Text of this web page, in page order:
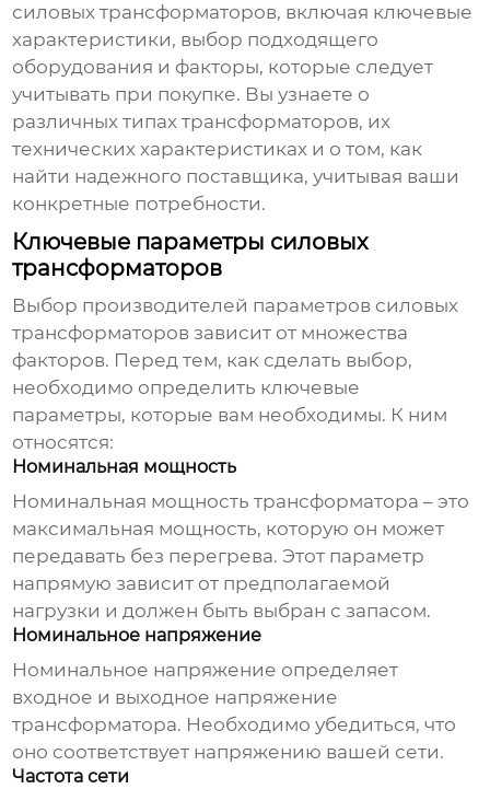
силовых трансформаторов, включая ключевые
характеристики, выбор подходящего
оборудования и факторы, которые следует
учитывать при покупке. Вы узнаете о
различных типах трансформаторов, их
технических характеристиках и о том, как
найти надежного поставщика, учитывая ваши
конкретные потребности.
Ключевые параметры силовых
трансформаторов
Выбор производителей параметров силовых
трансформаторов зависит от множества
факторов. Перед тем, как сделать выбор,
необходимо определить ключевые
параметры, которые вам необходимы. К ним
относятся:
Номинальная мощность
Номинальная мощность трансформатора – это
максимальная мощность, которую он может
передавать без перегрева. Этот параметр
напрямую зависит от предполагаемой
нагрузки и должен быть выбран с запасом.
Номинальное напряжение
Номинальное напряжение определяет
входное и выходное напряжение
трансформатора. Необходимо убедиться, что
оно соответствует напряжению вашей сети.
Частота сети